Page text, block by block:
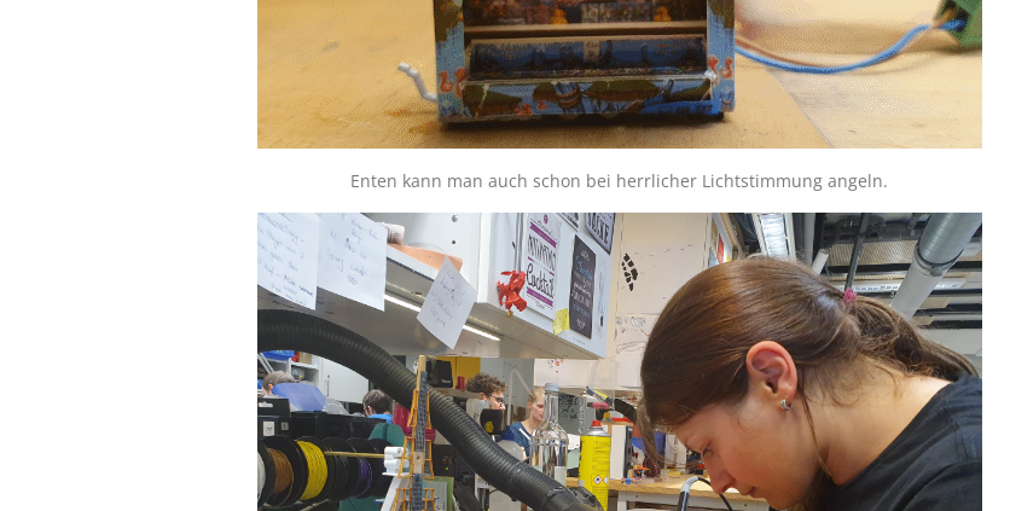
Enten kann man auch schon bei herrlicher Lichtstimmung angeln.